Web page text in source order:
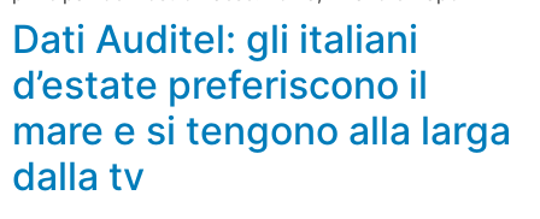
Dati Auditel: gli italiani
d’estate preferiscono il
mare e si tengono alla larga
dalla tv